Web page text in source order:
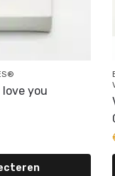
love you